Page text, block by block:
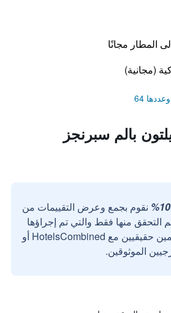
المطار مجانًا
(مجانية)
64
بالم سبرنجز
نقوم بجمع وعرض التقييمات من
التحقق منها فقط والتي تم إجراؤها
بواسطة مستخدمين حقيقيين مع HotelsCombined أو
الموثوقين.